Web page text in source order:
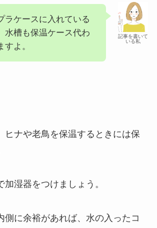
記事を書いて
いる私
ラケースに入れている
水槽も保温ケース代わ
すよ。
ヒナや老鳥を保温するときには保
加湿器をつけましょう。
側に余裕があれば、水の入ったコ